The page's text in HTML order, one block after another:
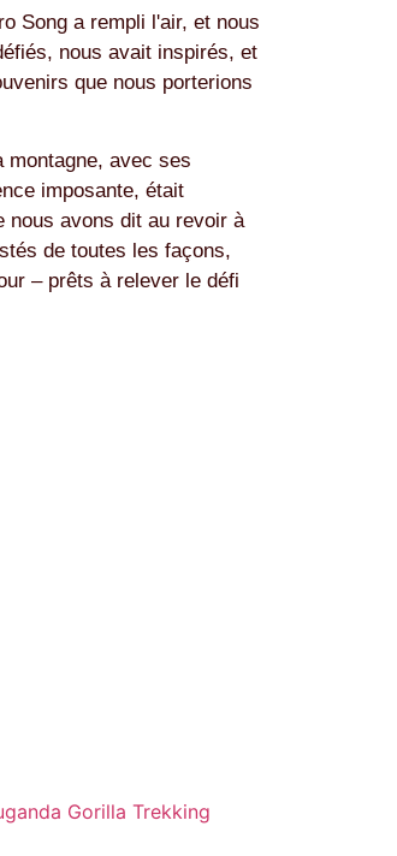
Song a rempli l'air, et nous
nous avait inspirés, et
que nous porterions
montagne, avec ses
imposante, était
nous avons dit au revoir à
de toutes les façons,
– prêts à relever le défi